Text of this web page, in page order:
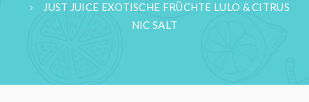
JUST JUICE EXOTISCHE FRÜCHTE LULO & CITRUS
NIC SALT